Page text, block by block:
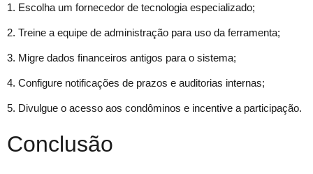
1. Escolha um fornecedor de tecnologia especializado;
2. Treine a equipe de administração para uso da ferramenta;
3. Migre dados financeiros antigos para o sistema;
4. Configure notificações de prazos e auditorias internas;
5. Divulgue o acesso aos condôminos e incentive a participação.
Conclusão